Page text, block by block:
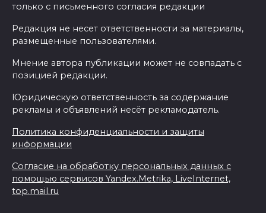
только с письменного согласия редакции
Редакция не несет ответственности за материалы,
размещенные пользователями.
Мнение автора публикации может не совпадать с
позицией редакции.
Юридическую ответственность за содержание
рекламы и объявлений несёт рекламодатель.
Политика конфиденциальности и защиты
информации
Согласие на обработку персональных данных с
помощью сервисов Yandex.Metrika, LiveInternet,
top.mail.ru